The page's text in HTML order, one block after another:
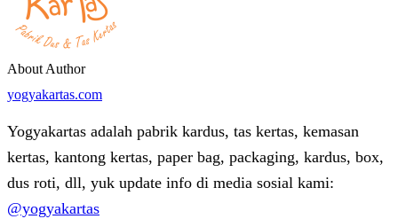
About Author
yogyakartas.com
Yogyakartas adalah pabrik kardus, tas kertas, kemasan
kertas, kantong kertas, paper bag, packaging, kardus, box,
dus roti, dll, yuk update info di media sosial kami:
@yogyakartas